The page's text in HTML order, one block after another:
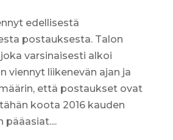
edellisestä
postauksesta. Talon
varsinaisesti alkoi
viennyt liikenevän ajan ja
että postaukset ovat
koota 2016 kauden
pääasiat....